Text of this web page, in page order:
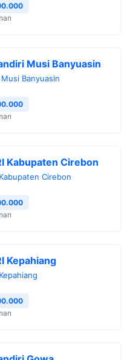
Musi Banyuasin
Musi Banyuasin
Kabupaten Cirebon
Kabupaten Cirebon
Kepahiang
Kepahiang